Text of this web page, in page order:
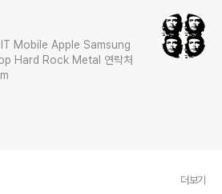
IT Mobile Apple Samsung
Hard Rock Metal 연락처
더보기